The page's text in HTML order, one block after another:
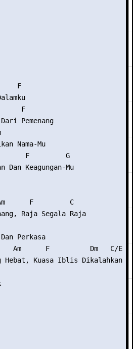
F
F
Pemenang
Nama-Mu
F         G
Dan Keagungan-Mu
F         C
Raja Segala Raja
Perkasa
Am      F          Dm   C/E
Hebat, Kuasa Iblis Dikalahkan